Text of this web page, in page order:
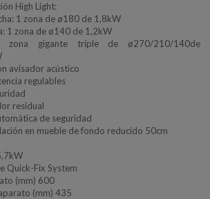
High Light:
1 zona de ø180 de 1,8kW
1 zona de ø140 de 1,2kW
zona gigante triple de ø270/210/140de
avisador acústico
regulables
residual
de seguridad
en mueble de fondo reducido 50cm
Quick-Fix System
(mm) 600
(mm) 435